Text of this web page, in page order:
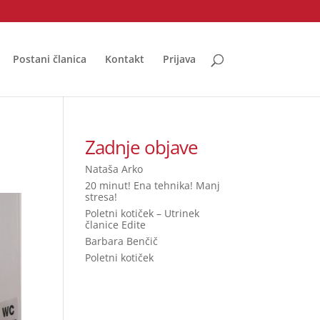
Postani članica Kontakt Prijava
Zadnje objave
Nataša Arko
20 minut! Ena tehnika! Manj
stresa!
Poletni kotiček – Utrinek
članice Edite
Barbara Benčič
Poletni kotiček